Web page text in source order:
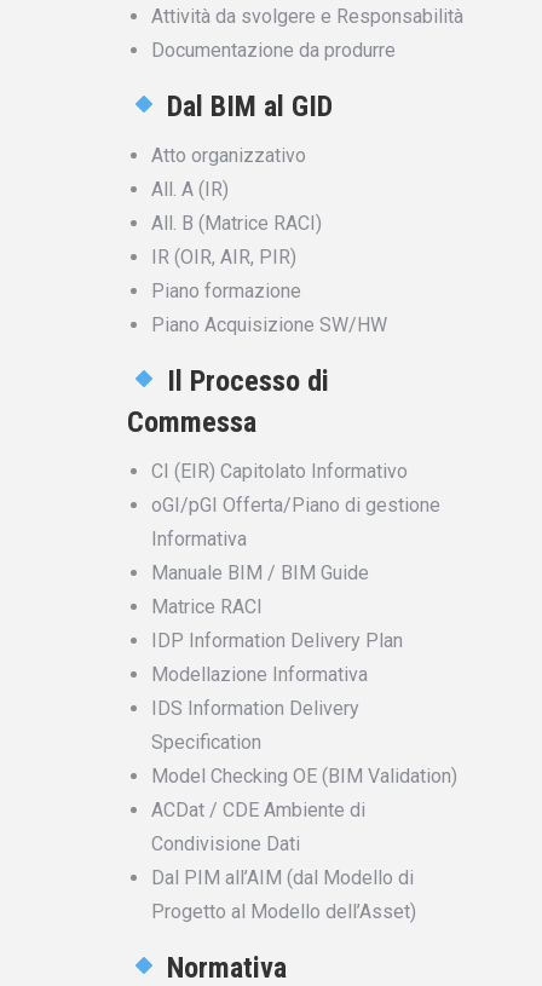
Attività da svolgere e Responsabilità
Documentazione da produrre
Dal BIM al GID
Atto organizzativo
All. A (IR)
All. B (Matrice RACI)
IR (OIR, AIR, PIR)
Piano formazione
Piano Acquisizione SW/HW
Il Processo di
Commessa
CI (EIR) Capitolato Informativo
oGI/pGI Offerta/Piano di gestione
Informativa
Manuale BIM / BIM Guide
Matrice RACI
IDP Information Delivery Plan
Modellazione Informativa
IDS Information Delivery
Specification
Model Checking OE (BIM Validation)
ACDat / CDE Ambiente di
Condivisione Dati
Dal PIM all’AIM (dal Modello di
Progetto al Modello dell’Asset)
Normativa